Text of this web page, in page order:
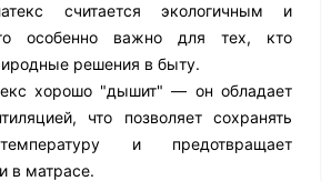
считается экологичным и
особенно важно для тех, кто
решения в быту.
хорошо "дышит" — он обладает
что позволяет сохранять
и предотвращает
в матрасе.